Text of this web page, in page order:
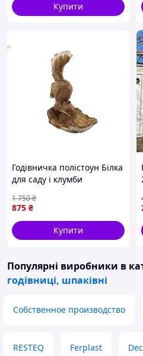
Купити
Годівничка полістоун Білка
для саду і клумби
птахів 13*14*19см
875 ₴
1 750₴
Купити
Популярні виробники в
годівниці, шпаківні
Собственное производство
RESTEQ Ferplast